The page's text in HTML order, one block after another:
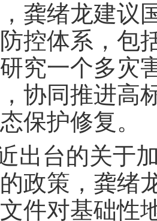
龚绪龙建议
控体系，包
究一个多灾
协同推进高
保护修复。
出台的关于
政策，龚绪
件对基础性